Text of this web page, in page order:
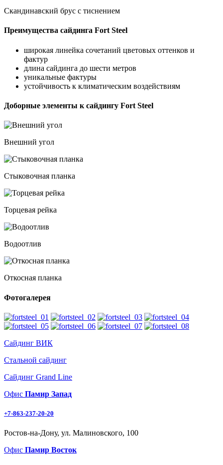
Скандинавский брус с тиснением
Преимущества сайдинга Fort Steel
широкая линейка сочетаний цветовых оттенков и
фактур
длина сайдинга до шести метров
уникальные фактуры
устойчивость к климатическим воздействиям
Доборные элементы к сайдингу Fort Steel
Внешний угол
Стыковочная планка
Торцевая рейка
Водоотлив
Откосная планка
Фотогалерея
Сайдинг ВИК
Стальной сайдинг
Сайдинг Grand Line
Офис Памир Запад
+7-863-237-20-20
Ростов-на-Дону, ул. Малиновского, 100
Офис Памир Восток